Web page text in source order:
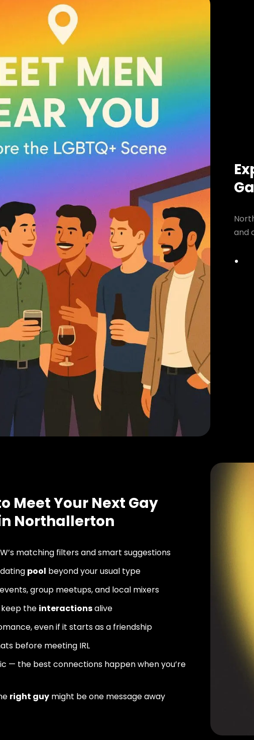
and
Meet Your Next Gay
Northallerton
matching filters and smart suggestions
pool beyond your usual type
group meetups, and local mixers
the interactionsalive
even if it starts as a friendship
before meeting IRL
— the best connections happen when you’re
right guy might be one message away